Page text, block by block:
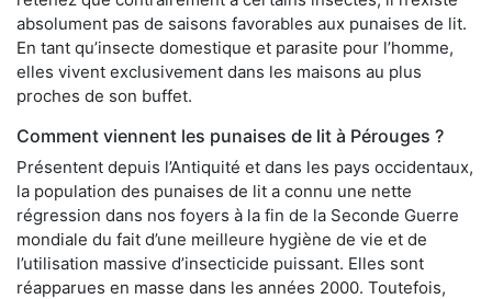
absolument pas de saisons favorables aux punaises de lit.
En tant qu’insecte domestique et parasite pour l’homme,
elles vivent exclusivement dans les maisons au plus
proches de son buffet.
Comment viennent les punaises de lit à Pérouges ?
Présentent depuis l’Antiquité et dans les pays occidentaux,
la population des punaises de lit a connu une nette
régression dans nos foyers à la fin de la Seconde Guerre
mondiale du fait d’une meilleure hygiène de vie et de
l’utilisation massive d’insecticide puissant. Elles sont
réapparues en masse dans les années 2000. Toutefois,